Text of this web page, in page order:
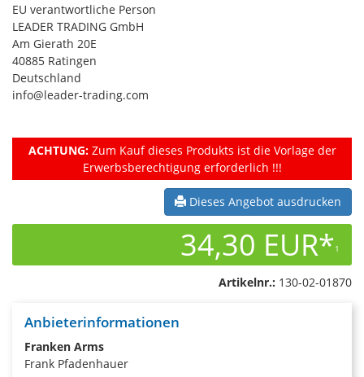
EU verantwortliche Person
LEADER TRADING GmbH
Am Gierath 20E
40885 Ratingen
Deutschland
info@leader-trading.com
ACHTUNG:Zum Kauf dieses Produkts ist die Vorlage der
Erwerbsberechtigung erforderlich !!!
Dieses Angebot ausdrucken
34,30 EUR*1
Artikelnr.: 130-02-01870
Anbieterinformationen
Franken Arms
Frank Pfadenhauer